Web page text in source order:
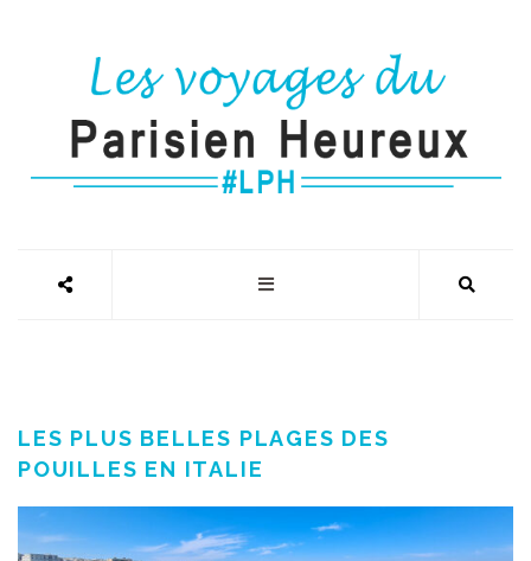
LES PLUS BELLES PLAGES DES
POUILLES EN ITALIE